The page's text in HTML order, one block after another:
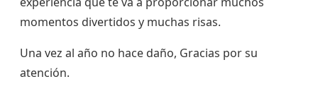
momentos divertidos y muchas risas.
Una vez al año no hace daño, Gracias por su
atención.